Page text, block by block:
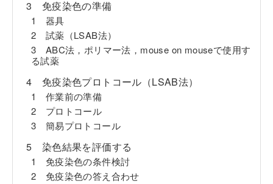
3 免疫染色の準備
1 器具
2 試薬（LSAB法）
3 ABC法，ポリマー法，mouse on mouseで使用す
る試薬
4 免疫染色プロトコール（LSAB法）
1 作業前の準備
2 プロトコール
3 簡易プロトコール
5 染色結果を評価する
1 免疫染色の条件検討
2 免疫染色の答え合わせ